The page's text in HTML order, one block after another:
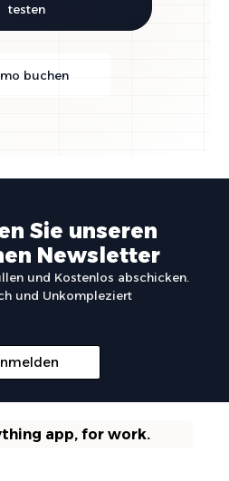
testen
buchen
Sie unseren
Newsletter
und Kostenlos abschicken.
und Unkompleziert
app, for work.